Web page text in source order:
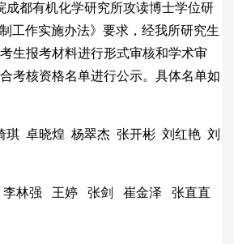
成都有机化学研究所攻读博士学位研
工作实施办法》要求，经我所研究生
生报考材料进行形式审核和学术审
考核资格名单进行公示。具体名单如
琪 卓晓煌 杨翠杰 张开彬 刘红艳 刘
林强 王婷 张剑 崔金泽 张直直